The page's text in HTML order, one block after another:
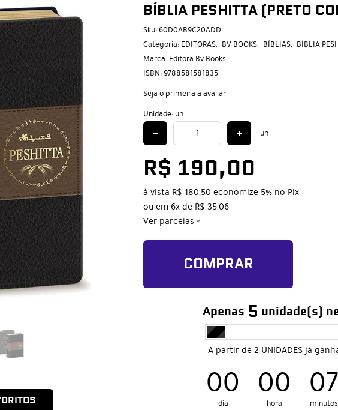
BÍBLIA PESHITTA (PRETO
Sku: 60D0AB9C20ADD
Categoria: EDITORAS BV BOOKS BÍBLIAS BÍBLIA
Marca: Editora Bv Books
ISBN: 9788581581835
Seja o primeira a avaliar!
Unidade: un
un
R$ 190,00
à vista R$ 180,50 economize 5% no Pix
ou em 6xde R$ 35,06
Ver parcelas
COMPRAR
Apenas 5 unidade(s)
A partir de 2 UNIDADES já
00
dia 00
hora 07
minutos